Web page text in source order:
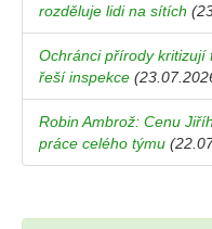
rozděluje lidi na sítích
Ochránci přírody kritizují
řeší inspekce
Robin Ambrož: Cenu
práce celého týmu